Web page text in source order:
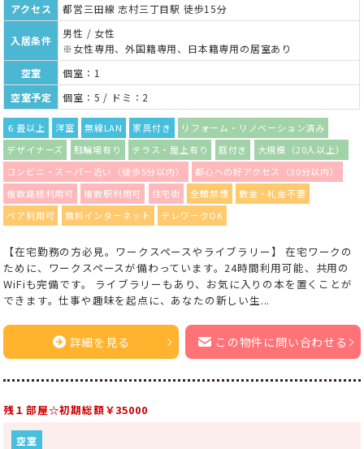
アクセス
都営三田線 志村三丁目駅 徒歩15分
入居条件
男性 / 女性
※女性専用、外国籍専用、日本籍専用の居室あり
空室
個室：1
空室予定
個室：5 / ドミ：2
６畳以上 洋室 無線LAN 家具付き
リフォーム・リノベーション済み
デザイナーズ
駐輪場有り テラス・屋上有り 庭付き
大規模（20人以上）
コンビニ・スーパー近い（徒歩5分以内）
都心への好アクセス（30分以内）
複数路線利用可
複数駅利用可 住宅街 全館禁煙
敷金・礼金不要
ペア利用可
無料インターネット テレワークOK
【在宅勤務の方必見。ワークスペースやライブラリー】 在宅ワークの
ために、ワークスペースが備わっています。24時間利用可能、共用の
WiFiも完備です。 ライブラリーもあり、お気に入りの本を置くことが
できます。仕事や趣味を起点に、あなたの新しい生...
詳細を見る この物件に問い合わせる
残１部屋☆初期総額￥35000
空室